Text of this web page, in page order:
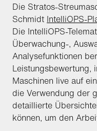
Die Stratos-
Schmidt IntelliOPS-
Die IntelliOPS-
Überwachung-,
Analysefunktionen
Leistungsbewertung,
Maschinen live auf
die Verwendung der
detaillierte
können, um den